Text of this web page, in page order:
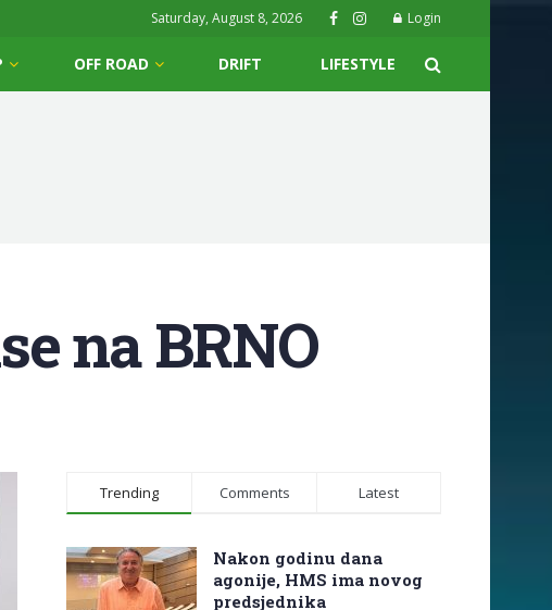
Saturday, August 8, 2026 Login
OFF ROAD DRIFT LIFESTYLE
na BRNO
Trending Comments Latest
Nakon godinu dana
agonije, HMS ima novog
predsjednika